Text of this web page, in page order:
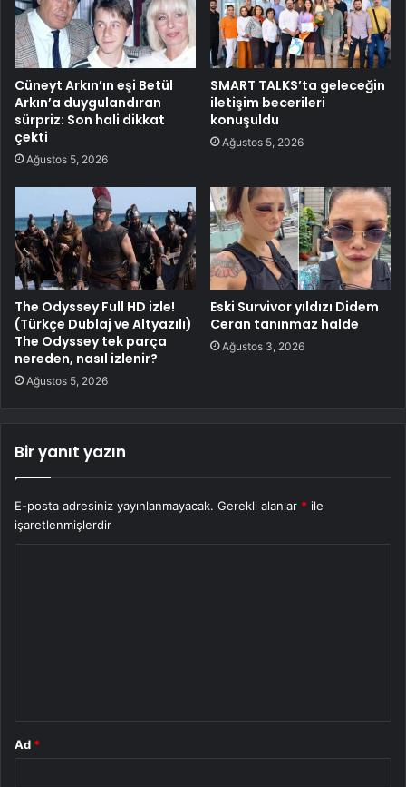
Cüneyt Arkın’ın eşi Betül
Arkın’a duygulandıran
sürpriz: Son hali dikkat
çekti
Ağustos 5, 2026
SMART TALKS’ta geleceğin
iletişim becerileri
konuşuldu
Ağustos 5, 2026
The Odyssey Full HD izle!
(Türkçe Dublaj ve Altyazılı)
The Odyssey tek parça
nereden, nasıl izlenir?
Ağustos 5, 2026
Eski Survivor yıldızı Didem
Ceran tanınmaz halde
Ağustos 3, 2026
Bir yanıt yazın
E-posta adresiniz yayınlanmayacak. Gerekli alanlar * ile
işaretlenmişlerdir
Ad *